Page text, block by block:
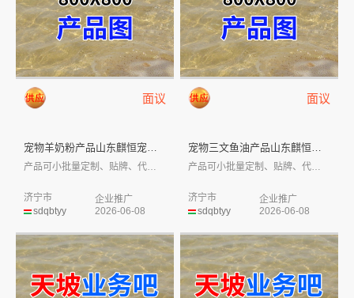
面议
sdqbtyy
济宁市
企业推广
2026-06-08
面议
sdqbtyy
济宁市
企业推广
2026-06-08